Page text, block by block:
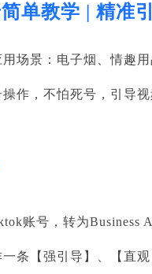
单教学 | 精准
场景：电子烟、情趣
作，不怕死号，引导视
账号，转为Business
条【强引导】、【直观